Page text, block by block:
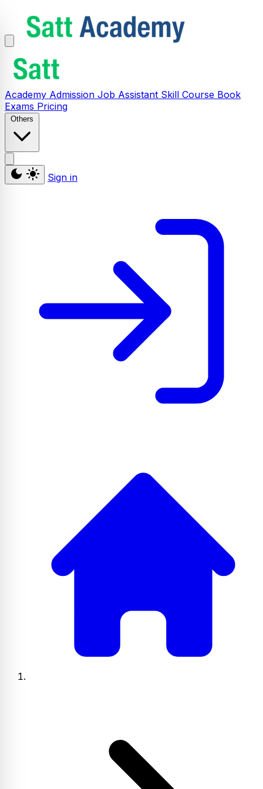
Academy Admission Job Assistant Skill Course Book
Exams Pricing
Others
Sign in